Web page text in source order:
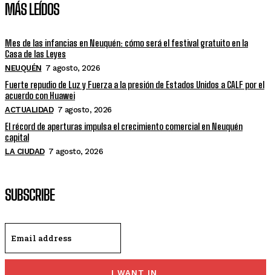
MÁS LEÍDOS
Mes de las infancias en Neuquén: cómo será el festival gratuito en la
Casa de las Leyes
NEUQUÉN 7 agosto, 2026
Fuerte repudio de Luz y Fuerza a la presión de Estados Unidos a CALF por el
acuerdo con Huawei
ACTUALIDAD 7 agosto, 2026
El récord de aperturas impulsa el crecimiento comercial en Neuquén
capital
LA CIUDAD 7 agosto, 2026
SUBSCRIBE
I WANT IN